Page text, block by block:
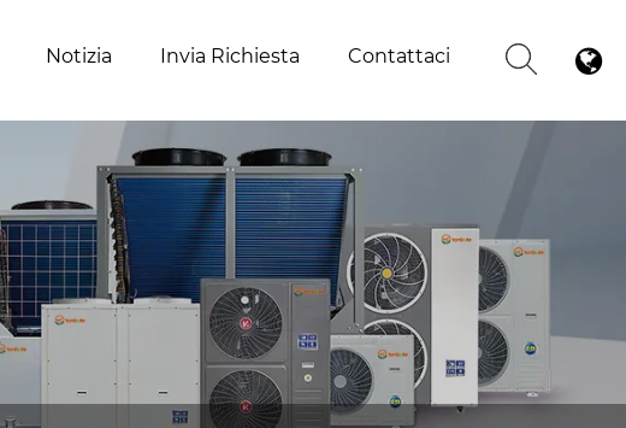
Notizia Invia Richiesta Contattaci